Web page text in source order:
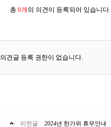
총 0개 의 의견이 등록되어 있습니다.
의견글 등록 권한이 없습니다.
이전글 2024년 한가위 휴무안내